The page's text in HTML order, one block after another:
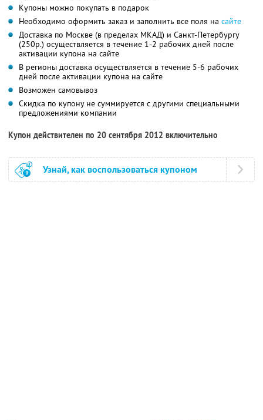
Купоны можно покупать в подарок
Необходимо оформить заказ и заполнить все поля на сайте
Доставка по Москве (в пределах МКАД) и Санкт-Петербургу
(250р.) осуществляется в течение 1-2 рабочих дней после
активации купона на сайте
В регионы доставка осуществляется в течение 5-6 рабочих
дней после активации купона на сайте
Возможен самовывоз
Скидка по купону не суммируется с другими специальными
предложениями компании
Купон действителен по 20 сентября 2012 включительно
Узнай, как воспользоваться купоном